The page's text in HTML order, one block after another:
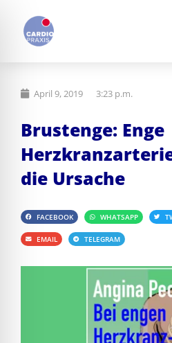
Inhalt
springen
April 9, 2019 3:23 p.m.
Brustenge: Enge
die Ursache
FACEBOOK WHATSAPP
EMAIL TELEGRAM